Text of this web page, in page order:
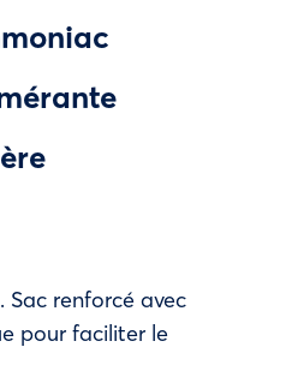
Sac renforcé avec
pour faciliter le